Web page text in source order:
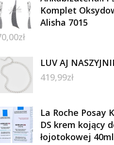
Komplet
Alisha 7015
zł
LUV AJ
419,99zł
La Roche Posay
DS krem kojący
łojotokowej 40ml